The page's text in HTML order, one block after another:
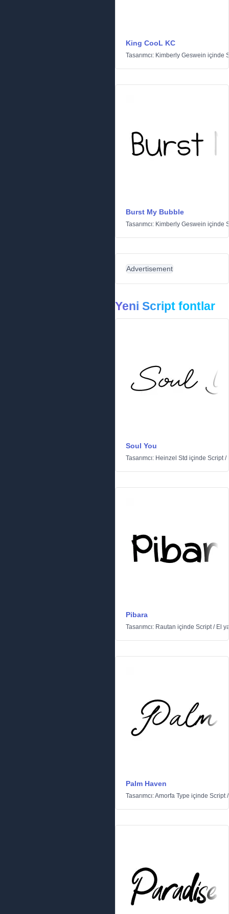
King CooL KC
Tasarımcı: Kimberly Geswein içinde
Burst My Bubble
Tasarımcı: Kimberly Geswein içinde
Advertisement
Yeni Script fontlar
Soul You
Tasarımcı: Heinzel Std içinde Script/
Pibara
Tasarımcı: Rautan içinde Script/ El
Palm Haven
Tasarımcı:Amorfa Type içinde Script